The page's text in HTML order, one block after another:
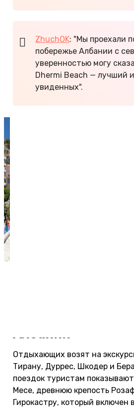
ZhuchOK: "Мы проехали
побережье Албании с
уверенностью могу
Dhermi Beach — лучший
увиденных".
Албании
Отдыхающих возят на
Тирану, Дуррес, Шкодер и
поездок туристам
Месе, древнюю крепость
Гирокастру, который включен